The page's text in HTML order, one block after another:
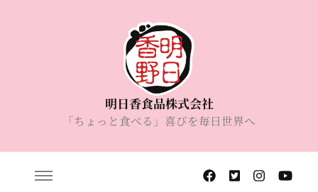
明日香食品株式会社
「ちょっと食べる」喜びを毎日世界へ